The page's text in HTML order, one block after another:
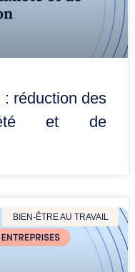
: réduction des
et de
BIEN-ÊTRE AU TRAVAIL